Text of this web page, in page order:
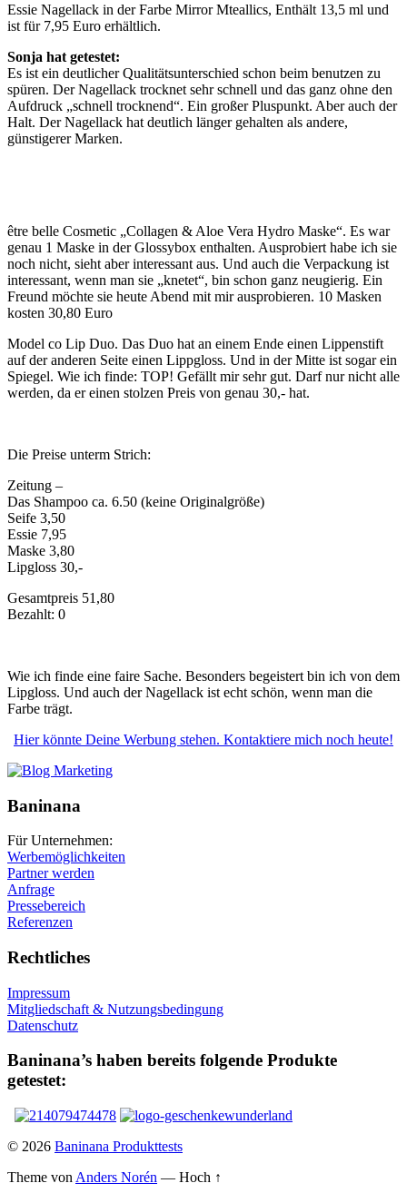
Essie Nagellack in der Farbe Mirror Mteallics, Enthält 13,5 ml und
ist für 7,95 Euro erhältlich.
Sonja hat getestet:
Es ist ein deutlicher Qualitätsunterschied schon beim benutzen zu
spüren. Der Nagellack trocknet sehr schnell und das ganz ohne den
Aufdruck „schnell trocknend“. Ein großer Pluspunkt. Aber auch der
Halt. Der Nagellack hat deutlich länger gehalten als andere,
günstigerer Marken.
être belle Cosmetic „Collagen & Aloe Vera Hydro Maske“. Es war
genau 1 Maske in der Glossybox enthalten. Ausprobiert habe ich sie
noch nicht, sieht aber interessant aus. Und auch die Verpackung ist
interessant, wenn man sie „knetet“, bin schon ganz neugierig. Ein
Freund möchte sie heute Abend mit mir ausprobieren. 10 Masken
kosten 30,80 Euro
Model co Lip Duo. Das Duo hat an einem Ende einen Lippenstift
auf der anderen Seite einen Lippgloss. Und in der Mitte ist sogar ein
Spiegel. Wie ich finde: TOP! Gefällt mir sehr gut. Darf nur nicht alle
werden, da er einen stolzen Preis von genau 30,- hat.
Die Preise unterm Strich:
Zeitung –
Das Shampoo ca. 6.50 (keine Originalgröße)
Seife 3,50
Essie 7,95
Maske 3,80
Lipgloss 30,-
Gesamtpreis 51,80
Bezahlt: 0
Wie ich finde eine faire Sache. Besonders begeistert bin ich von dem
Lipgloss. Und auch der Nagellack ist echt schön, wenn man die
Farbe trägt.
Hier könnte Deine Werbung stehen. Kontaktiere mich noch heute!
Baninana
Für Unternehmen:
Werbemöglichkeiten
Partner werden
Anfrage
Pressebereich
Referenzen
Rechtliches
Impressum
Mitgliedschaft & Nutzungsbedingung
Datenschutz
Baninana’s haben bereits folgende Produkte
getestet:
© 2026 Baninana Produkttests
Theme von Anders Norén — Hoch ↑